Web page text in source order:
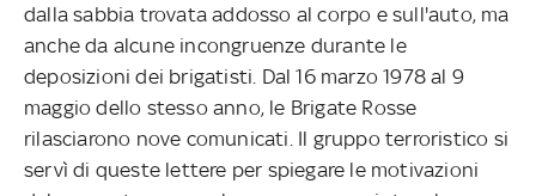
dalla sabbia trovata addosso al corpo e sull'auto, ma
anche da alcune incongruenze durante le
deposizioni dei brigatisti. Dal 16 marzo 1978 al 9
maggio dello stesso anno, le Brigate Rosse
rilasciarono nove comunicati. Il gruppo terroristico si
servì di queste lettere per spiegare le motivazioni